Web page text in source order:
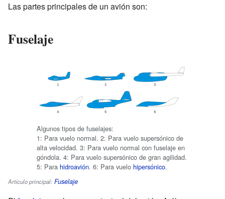
Las partes principales de un avión son:
Fuselaje
Algunos tipos de fuselajes:
1: Para vuelo normal. 2: Para vuelo supersónico de
alta velocidad. 3: Para vuelo normal con fuselaje en
góndola. 4: Para vuelo supersónico de gran agilidad.
5: Para hidroavión. 6: Para vuelo hipersónico.
Artículo principal: Fuselaje